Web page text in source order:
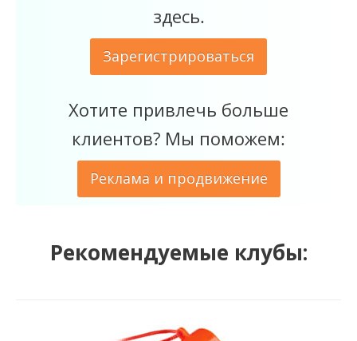
здесь.
Зарегистрироваться
Хотите привлечь больше
клиентов? Мы поможем:
Реклама и продвижение
Рекомендуемые клубы: